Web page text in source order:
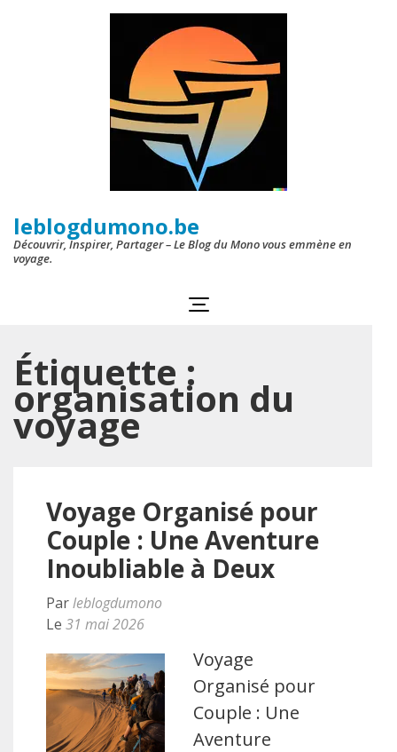
leblogdumono.be
Découvrir, Inspirer, Partager – Le Blog du Mono vous emmène en
voyage.
Étiquette :
organisation du
voyage
Voyage Organisé pour
Couple : Une Aventure
Inoubliable à Deux
Parleblogdumono
Le 31 mai 2026
Voyage
Organisé pour
Couple : Une
Aventure